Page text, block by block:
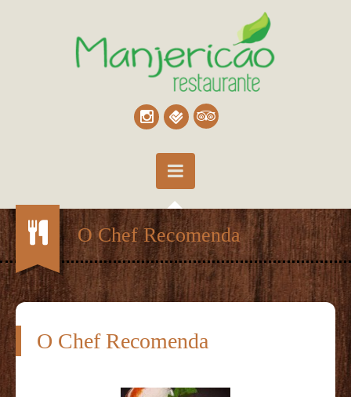
3
O Chef Recomenda
O Chef Recomenda